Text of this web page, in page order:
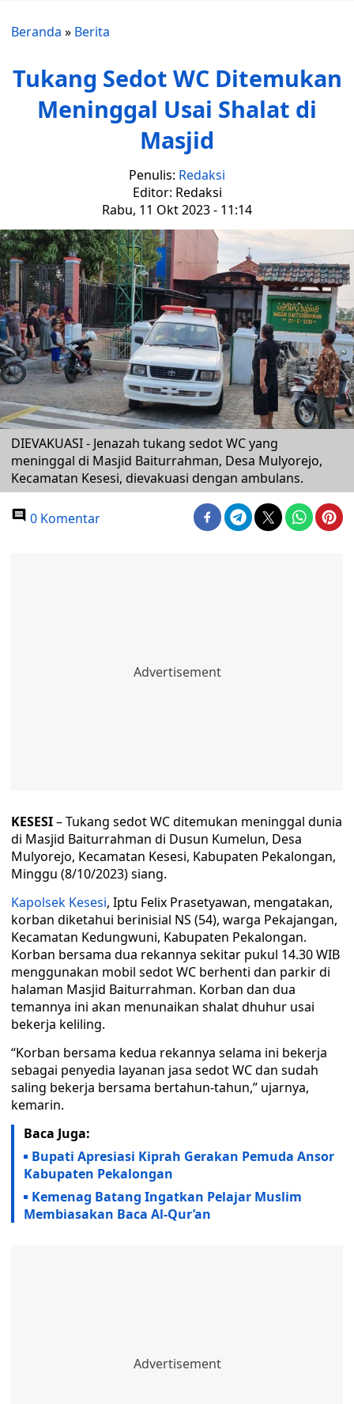
Beranda » Berita
Tukang Sedot WC Ditemukan
Meninggal Usai Shalat di
Masjid
Penulis: Redaksi
Editor: Redaksi
Rabu, 11 Okt 2023 - 11:14
DIEVAKUASI - Jenazah tukang sedot WC yang
meninggal di Masjid Baiturrahman, Desa Mulyorejo,
Kecamatan Kesesi, dievakuasi dengan ambulans.
0 Komentar
KESESI– Tukang sedot WC ditemukan meninggal dunia
di Masjid Baiturrahman di Dusun Kumelun, Desa
Mulyorejo, Kecamatan Kesesi, Kabupaten Pekalongan,
Minggu (8/10/2023) siang.
Kapolsek Kesesi, Iptu Felix Prasetyawan, mengatakan,
korban diketahui berinisial NS (54), warga Pekajangan,
Kecamatan Kedungwuni, Kabupaten Pekalongan.
Korban bersama dua rekannya sekitar pukul 14.30 WIB
menggunakan mobil sedot WC berhenti dan parkir di
halaman Masjid Baiturrahman. Korban dan dua
temannya ini akan menunaikan shalat dhuhur usai
bekerja keliling.
“Korban bersama kedua rekannya selama ini bekerja
sebagai penyedia layanan jasa sedot WC dan sudah
saling bekerja bersama bertahun-tahun,” ujarnya,
kemarin.
Baca Juga:
Bupati Apresiasi Kiprah Gerakan Pemuda Ansor
Kabupaten Pekalongan
Kemenag Batang Ingatkan Pelajar Muslim
Membiasakan Baca Al-Qur’an